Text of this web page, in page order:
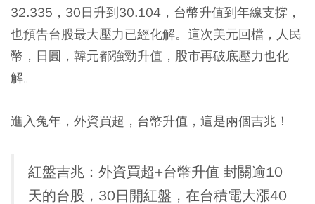
32.335，30日升到30.104，台幣升值到年線支撐，
也預告台股最大壓力已經化解。這次美元回檔，人民
幣，日圓，韓元都強勁升值，股市再破底壓力也化
解。
進入兔年，外資買超，台幣升值，這是兩個吉兆！
紅盤吉兆：外資買超+台幣升值 封關逾10
天的台股，30日開紅盤，在台積電大漲40